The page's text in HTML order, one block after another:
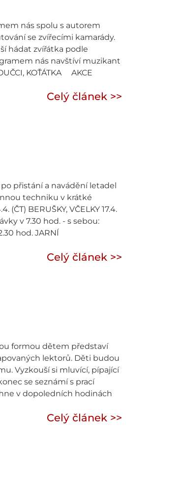
nás spolu s autorem
se zvířecími kamarády.
hádat zvířátka podle
nás navštíví muzikant
KOŤÁTKA AKCE
Celý článek >>
přistání a navádění letadel
techniku v krátké
BERUŠKY, VČELKY 17.4.
v 7.30 hod. - s sebou:
hod. JARNÍ
Celý článek >>
formou dětem představí
lektorů. Děti budou
Vyzkouší si mluvící, pípající
se seznámí s prací
v dopoledních hodinách
Celý článek >>